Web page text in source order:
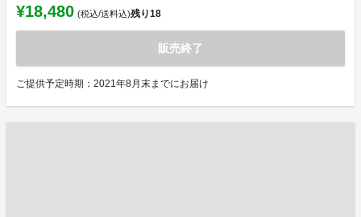
¥18,480 (税込/送料込)残り18
販売終了
ご提供予定時期：2021年8月末までにお届け